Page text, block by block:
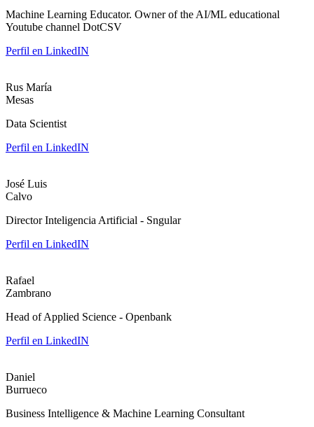
Machine Learning Educator. Owner of the AI/ML educational
Youtube channel DotCSV
Perfil en LinkedIN
Rus María
Mesas
Data Scientist
Perfil en LinkedIN
José Luis
Calvo
Director Inteligencia Artificial - Sngular
Perfil en LinkedIN
Rafael
Zambrano
Head of Applied Science - Openbank
Perfil en LinkedIN
Daniel
Burrueco
Business Intelligence & Machine Learning Consultant